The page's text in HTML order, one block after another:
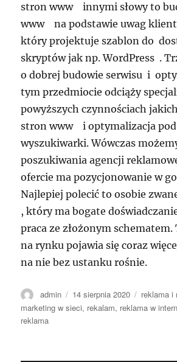
stron www innymi słowy to
www na podstawie uwag
który projektuje szablon do
skryptów jak np. WordPress .
o dobrej budowie serwisu i
tym przedmiocie odciąży
powyższych czynnościach
stron www i optymalizacja
wyszukiwarki. Wówczas
poszukiwania agencji
ofercie ma pozycjonowanie w
Najlepiej polecić to osobie
, który ma bogate
praca ze złożonym
na rynku pojawia się coraz
na nie bez ustanku rośnie.
Autor
admin
Data
publikacji
14 sierpnia 2020 Kategorie
reklama i
marketing w sieci, rekalam, reklama w
reklama